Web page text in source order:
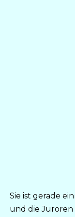
Sie ist gerade
und die Juroren